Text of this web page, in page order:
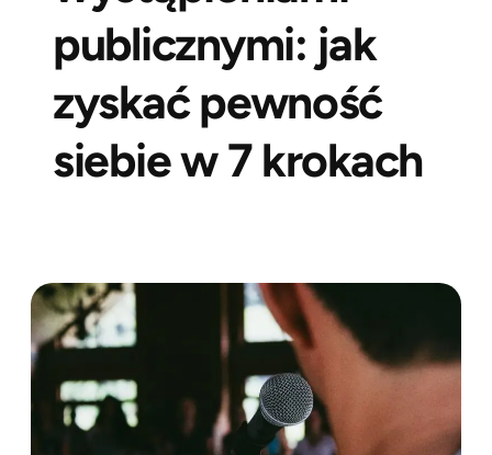
publicznymi: jak
zyskać pewność
siebie w 7 krokach